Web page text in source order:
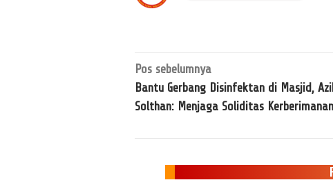
Navigasi
pos
Pos sebelumnya
Bantu Gerbang Disinfektan di Masjid,
Solthan: Menjaga Soliditas Kerberimanan